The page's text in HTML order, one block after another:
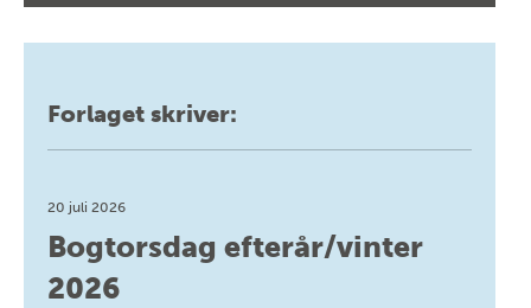
Forlaget skriver:
20 juli 2026
Bogtorsdag efterår/vinter
2026